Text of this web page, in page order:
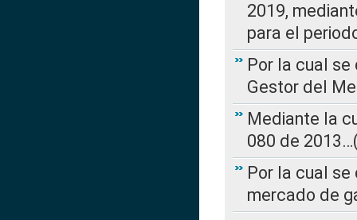
2019,
para el
Por la cual
Gestor del
Mediante la
080 de
Por la cual
mercado de